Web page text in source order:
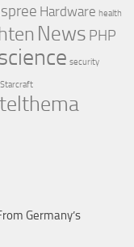
Hardware health
News PHP
security
Starcraft
Germany’s